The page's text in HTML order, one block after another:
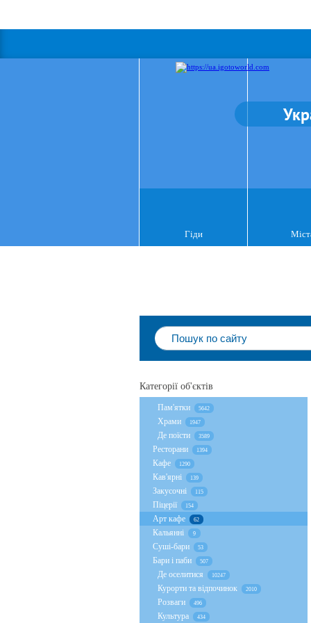
Гіди
Категорії об'єктів
Пам'ятки 5642
Храми 1947
Де поїсти 3589
Ресторани 1394
Кафе 1290
Кав'ярні 139
Закусочні 115
Піцерії 154
Арт кафе 62
Кальянні 9
Суші-бари 53
Бари і паби 507
Де оселитися 10247
Курорти та відпочинок 2010
Розваги 496
Культура 434